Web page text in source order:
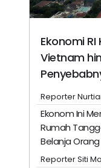
Ekonomi
Vietnam
Reporter
Ekonom Ini
Rumah
Belanja
Reporter Siti